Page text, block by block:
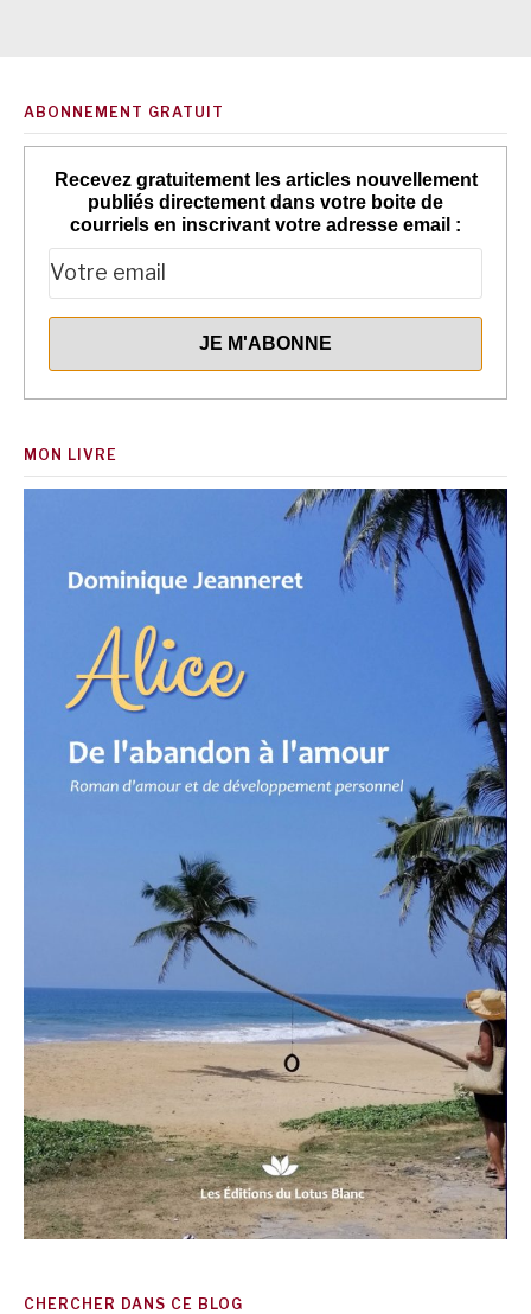
ABONNEMENT GRATUIT
Recevez gratuitement les articles nouvellement
publiés directement dans votre boite de
courriels en inscrivant votre adresse email :
MON LIVRE
CHERCHER DANS CE BLOG